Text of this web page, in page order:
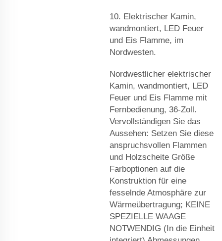
10. Elektrischer Kamin,
wandmontiert, LED Feuer
und Eis Flamme, im
Nordwesten.
Nordwestlicher elektrischer
Kamin, wandmontiert, LED
Feuer und Eis Flamme mit
Fernbedienung, 36-Zoll.
Vervollständigen Sie das
Aussehen: Setzen Sie diese
anspruchsvollen Flammen
und Holzscheite Größe
Farboptionen auf die
Konstruktion für eine
fesselnde Atmosphäre zur
Wärmeübertragung; KEINE
SPEZIELLE WAAGE
NOTWENDIG (In die Einheit